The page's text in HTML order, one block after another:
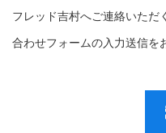
フレッド吉村へご連絡いただ
合わせフォームの入力送信を